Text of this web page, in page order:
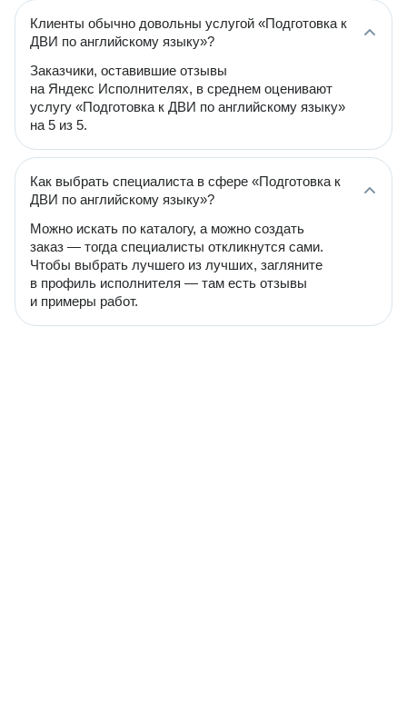
Клиенты обычно довольны услугой «Подготовка к
ДВИ по английскому языку»?
Заказчики, оставившие отзывы
на Яндекс Исполнителях, в среднем оценивают
услугу «Подготовка к ДВИ по английскому языку»
на 5 из 5.
Как выбрать специалиста в сфере «Подготовка к
ДВИ по английскому языку»?
Можно искать по каталогу, а можно создать
заказ — тогда специалисты откликнутся сами.
Чтобы выбрать лучшего из лучших, загляните
в профиль исполнителя — там есть отзывы
и примеры работ.